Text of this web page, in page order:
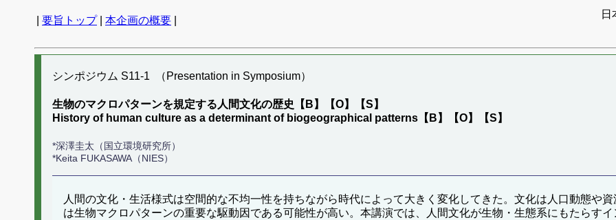
要旨トップ| 本企画の概要
日
シンポジウム S11-1 （Presentation in Symposium）
生物のマクロパターンを規定する人間文化の歴史【B】【O】【S】
History of human culture as a determinant of biogeographical patterns【B】【O】【S】
*深澤圭太（国立環境研究所）
*Keita FUKASAWA（NIES）
人間の文化・生活様式は空間的な不均一性を持ちながら時代によって大きく変化してきた。文化は人口動態や
は生物マクロパターンの重要な駆動因である可能性が高い。本講演では、人間文化が生物・生態系にもたらす